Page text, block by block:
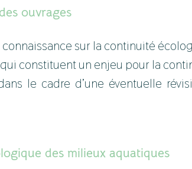
ouvrages
connaissance sur la continuité
constituent un enjeu pour la
le cadre d’une éventuelle
des milieux aquatiques